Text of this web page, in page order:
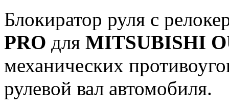
Блокиратор руля с
PRO для MITSUBISHI
механических
рулевой вал автомобиля.